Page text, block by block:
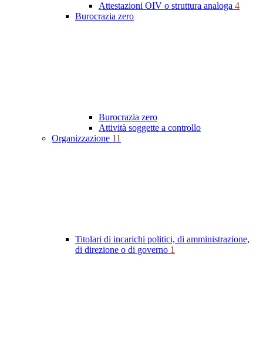
Attestazioni OIV o struttura analoga 4
Burocrazia zero
Burocrazia zero
Attività soggette a controllo
Organizzazione 11
Titolari di incarichi politici, di amministrazione,
di direzione o di governo 1